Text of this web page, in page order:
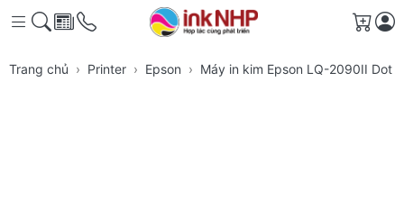
Giỏ
Trang chủ Printer Epson Máy in kim Epson LQ-2090II Dot